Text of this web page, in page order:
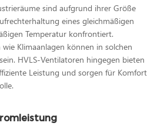
sind aufgrund ihrer Größe
eines gleichmäßigen
Temperatur konfrontiert.
Klimaanlagen können in solchen
HVLS-Ventilatoren hingegen bieten
Leistung und sorgen für Komfort